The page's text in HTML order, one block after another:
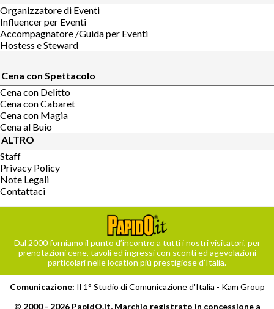
Organizzatore di Eventi
Influencer per Eventi
Accompagnatore /Guida per Eventi
Hostess e Steward
Cena con Spettacolo
Cena con Delitto
Cena con Cabaret
Cena con Magia
Cena al Buio
ALTRO
Staff
Privacy Policy
Note Legali
Contattaci
Dal 2000 forniamo il punto d’incontro a tutti i nostri visitatori, per
prenotazioni cene, tavoli ed ingressi con sconti ed agevolazioni
particolari nelle location più prestigiose d’Italia.
Comunicazione: Il 1° Studio di Comunicazione d'Italia - Kam Group
© 2000 - 2026 PapidO.it, Marchio registrato in concessione a